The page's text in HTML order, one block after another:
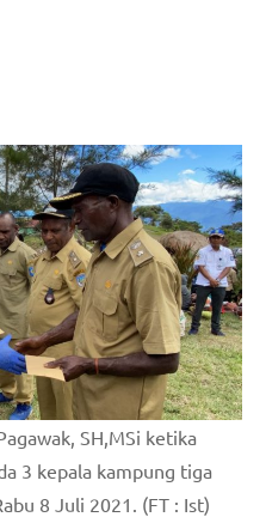
SH,MSi ketika
3 kepala kampung tiga
8 Juli 2021. (FT : Ist)